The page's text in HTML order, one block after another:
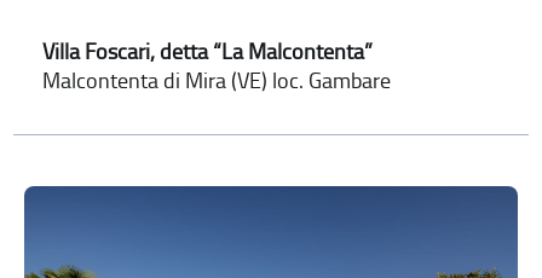
Villa Foscari, detta “La Malcontenta”
Malcontenta di Mira (VE) loc. Gambare